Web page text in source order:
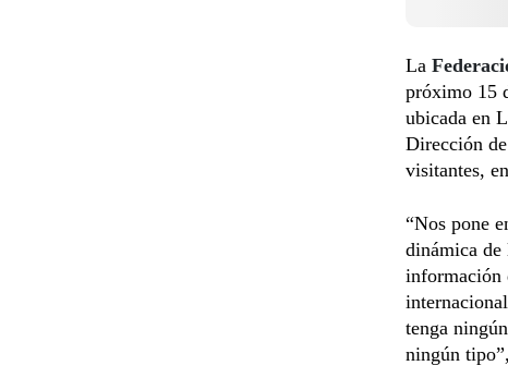
La
próximo 15
ubicada en
Dirección
visitantes,
“Nos pone
dinámica de
información
tenga
ningún